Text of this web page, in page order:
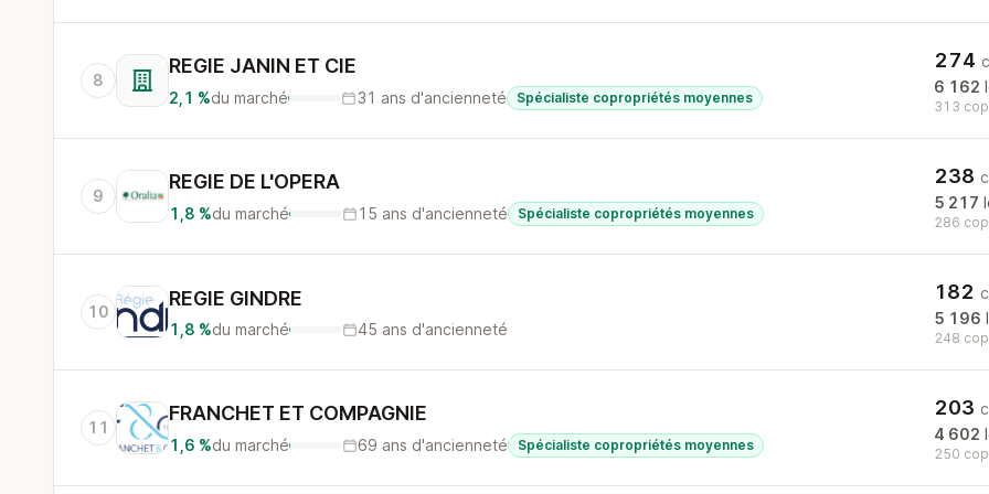
8
REGIE JANIN ET CIE
2,1 %du marché 31 ans d'ancienneté Spécialiste copropriétés moyennes
274
6 162
313
9
REGIE DE L'OPERA
1,8 %du marché 15 ans d'ancienneté Spécialiste copropriétés moyennes
238
5 217
286
10
REGIE GINDRE
1,8 %du marché 45 ans d'ancienneté
182
5 196
248
11
FRANCHET ET COMPAGNIE
1,6 %du marché 69 ans d'ancienneté Spécialiste copropriétés moyennes
203
4 602
250